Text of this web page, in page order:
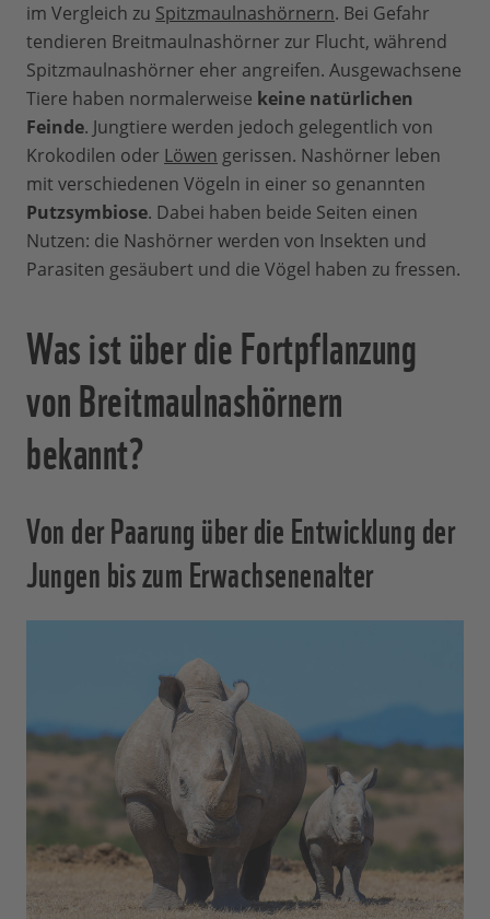
im Vergleich zu Spitzmaulnashörnern. Bei Gefahr
tendieren Breitmaulnashörner zur Flucht, während
Spitzmaulnashörner eher angreifen. Ausgewachsene
Tiere haben normalerweise keine natürlichen
Feinde. Jungtiere werden jedoch gelegentlich von
Krokodilen oder Löwen gerissen. Nashörner leben
mit verschiedenen Vögeln in einer so genannten
Putzsymbiose. Dabei haben beide Seiten einen
Nutzen: die Nashörner werden von Insekten und
Parasiten gesäubert und die Vögel haben zu fressen.
Was ist über die Fortpflanzung
von Breitmaulnashörnern
bekannt?
Von der Paarung über die Entwicklung der
Jungen bis zum Erwachsenenalter